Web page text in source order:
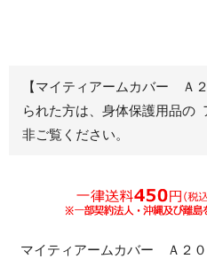
カバー・プロテクター
頭巾・腹部
手甲
脚絆
プロテクター
【マイティアームカバー Ａ
られた方は、身体保護用品の
非ご覧ください。
マイティアームカバー Ａ２